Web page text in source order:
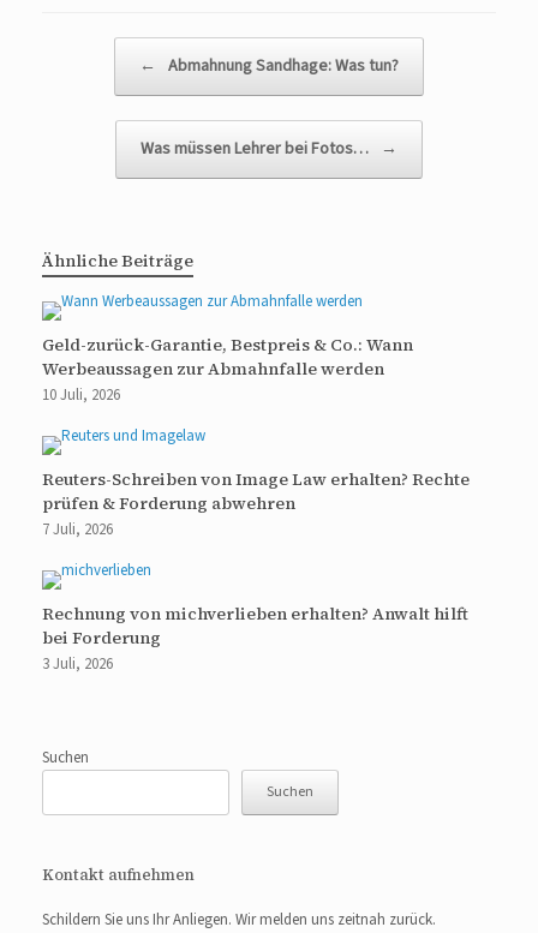
← Abmahnung Sandhage: Was tun?
Was müssen Lehrer bei Fotos… →
Ähnliche Beiträge
Geld-zurück-Garantie, Bestpreis & Co.: Wann
Werbeaussagen zur Abmahnfalle werden
10 Juli, 2026
Reuters-Schreiben von Image Law erhalten? Rechte
prüfen & Forderung abwehren
7 Juli, 2026
Rechnung von michverlieben erhalten? Anwalt hilft
bei Forderung
3 Juli, 2026
Suchen
Suchen
Kontakt aufnehmen
Schildern Sie uns Ihr Anliegen. Wir melden uns zeitnah zurück.